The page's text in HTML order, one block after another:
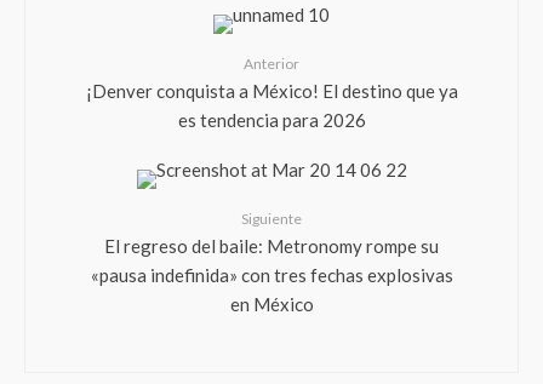
Anterior
¡Denver conquista a México! El destino que ya
es tendencia para 2026
Siguiente
El regreso del baile: Metronomy rompe su
«pausa indefinida» con tres fechas explosivas
en México